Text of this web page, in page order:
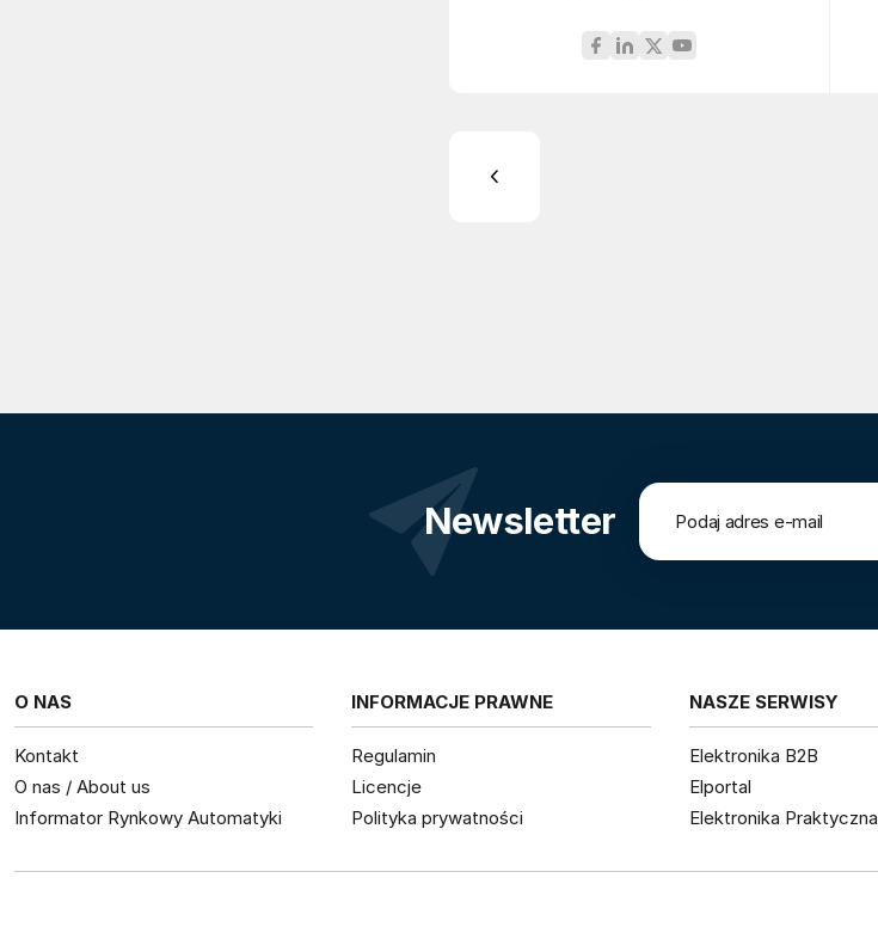
Newsletter
O NAS
Kontakt
O nas / About us
Informator Rynkowy Automatyki
INFORMACJE PRAWNE
Regulamin
Licencje
Polityka prywatności
NASZE SERWISY
Elektronika B2B
Elportal
Elektronika Praktyczna